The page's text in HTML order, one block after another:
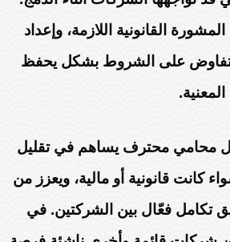
القانونية اللازمة، وإعداد
على الشروط بشكل يحفظ
محامي محترف يساهم في تقليل
كانت قانونية أو مالية، ويعزز من
تكامل فعّال بين الشركتين. في